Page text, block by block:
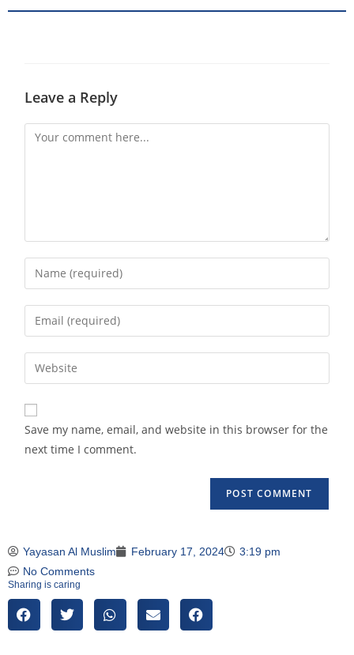
Leave a Reply
Save my name, email, and website in this browser for the
next time I comment.
Yayasan Al Muslim February 17, 2024
3:19 pm
No Comments
Sharing is caring